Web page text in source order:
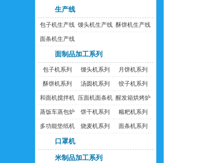
生产线
包子机生产线 馒头机生产线 酥饼机生产线
面条机生产线
面制品加工系列
包子机系列 馒头机系列 月饼机系列
酥饼机系列 汤圆机系列 饺子机系列
和面机搅拌机 压面机面条机 醒发箱烘烤炉
蒸饭车蒸包炉 饼干机系列 糍粑机系列
多功能垫纸机 烧麦机系列 面条机系列
口罩机
米制品加工系列